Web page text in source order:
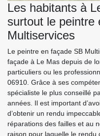
Les habitants à
surtout le peintre
Multiservices
Le peintre en façade SB
façade à Le Mas depuis de
particuliers ou les
06910. Grâce à ses
spécialiste le plus conseillé
années. Il est important
d’obtenir un rendu
réparations des failles et au
raison pour laquelle le rendu